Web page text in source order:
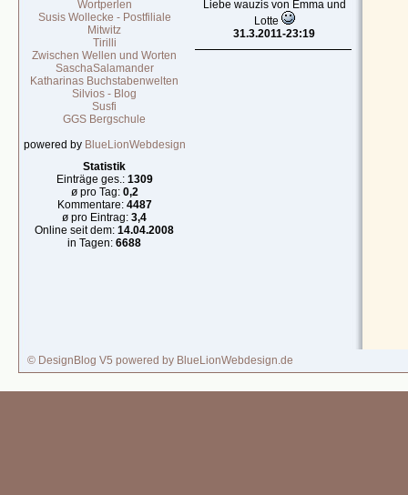
Wortperlen
Susis Wollecke - Postfiliale
Mitwitz
Tirilli
Zwischen Wellen und Worten
SaschaSalamander
Katharinas Buchstabenwelten
Silvios - Blog
Susfi
GGS Bergschule
powered by BlueLionWebdesign
Statistik
Einträge ges.: 1309
ø pro Tag: 0,2
Kommentare: 4487
ø pro Eintrag:3,4
Online seit dem:14.04.2008
in Tagen:6688
Liebe wauzis von Emma und
Lotte
31.3.2011-23:19
© DesignBlog V5 powered by BlueLionWebdesign.de